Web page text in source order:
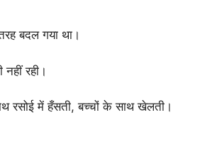
बदल गया था।
रही।
रसोई में हँसती, बच्चों के साथ खेलती।